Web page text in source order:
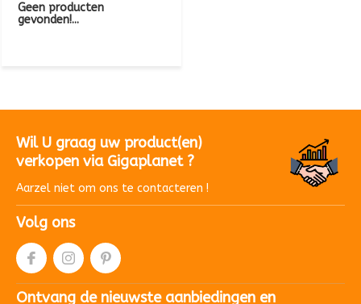
Geen producten
gevonden!...
Wil U graag uw product(en)
verkopen via Gigaplanet ?
Aarzel niet om ons te contacteren !
Volg ons
Ontvang de nieuwste aanbiedingen en